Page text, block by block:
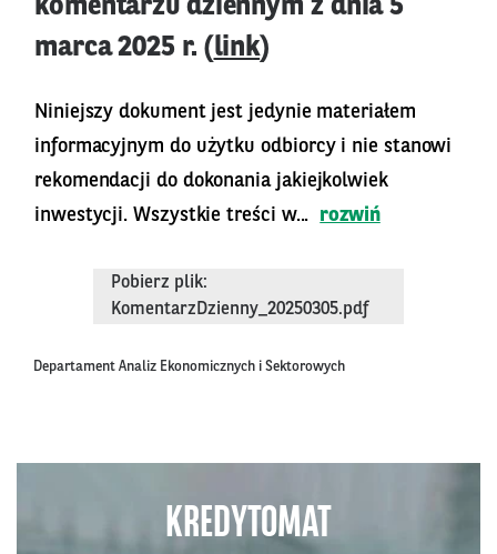
komentarzu dziennym z dnia 5
marca 2025 r. (link)
Niniejszy dokument jest jedynie materiałem
informacyjnym do użytku odbiorcy i nie stanowi
rekomendacji do dokonania jakiejkolwiek
inwestycji. Wszystkie treści w...
rozwiń
Pobierz plik:
KomentarzDzienny_20250305.pdf
Departament Analiz Ekonomicznych i Sektorowych
KREDYTOMAT